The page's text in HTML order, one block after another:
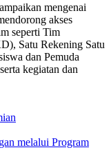
mengenai
akses
seperti Tim
Satu Rekening Satu
dan Pemuda
kegiatan dan
melalui Program